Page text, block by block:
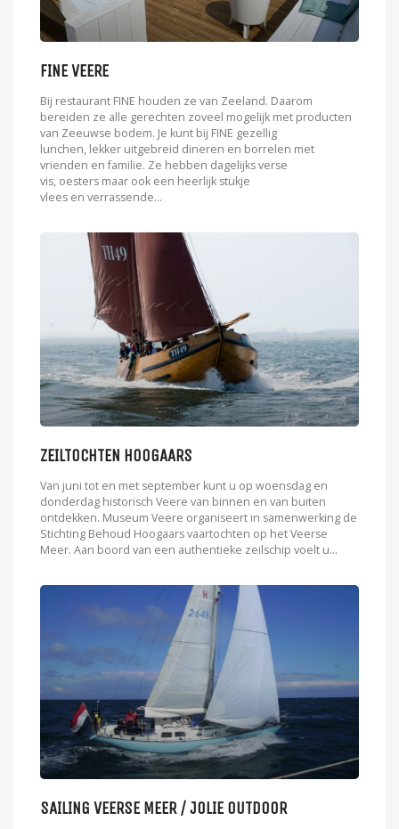
FINE VEERE
Bij restaurant FINE houden ze van Zeeland. Daarom
bereiden ze alle gerechten zoveel mogelijk met producten
van Zeeuwse bodem. Je kunt bij FINE gezellig
lunchen, lekker uitgebreid dineren en borrelen met
vrienden en familie. Ze hebben dagelijks verse
vis, oesters maar ook een heerlijk stukje
vlees en verrassende...
ZEILTOCHTEN HOOGAARS
Van juni tot en met september kunt u op woensdag en
donderdag historisch Veere van binnen en van buiten
ontdekken. Museum Veere organiseert in samenwerking de
Stichting Behoud Hoogaars vaartochten op het Veerse
Meer. Aan boord van een authentieke zeilschip voelt u...
SAILING VEERSE MEER / JOLIE OUTDOOR